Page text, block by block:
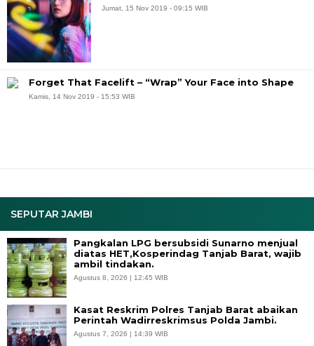
SEPUTAR JAMBI
Pangkalan LPG bersubsidi Sunarno menjual
diatas HET,Kosperindag Tanjab Barat, wajib
ambil tindakan.
Agustus 8, 2026 | 12:45 WIB
Kasat Reskrim Polres Tanjab Barat abaikan
Perintah Wadirreskrimsus Polda Jambi.
Agustus 7, 2026 | 14:39 WIB
Jumat, 15 Nov 2019 - 09:15 WIB
Forget That Facelift – “Wrap” Your Face into Shape
Kamis, 14 Nov 2019 - 15:53 WIB